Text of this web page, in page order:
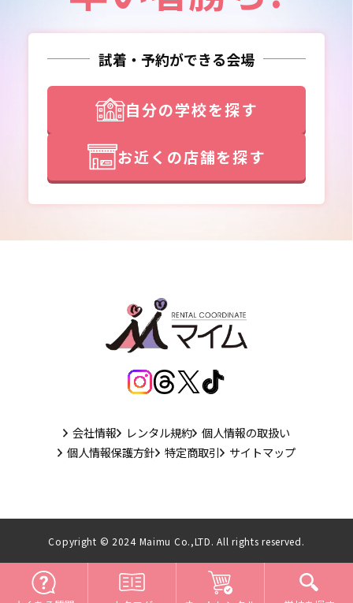
試着・予約ができる会場
自分の学校を探す
お近くの店舗を探す
会社情報 レンタル規約 個人情報の取扱い
個人情報保護方針 特定商取引 サイトマップ
Copyright © 2024 Maimu Co.,LTD. All rights reserved.